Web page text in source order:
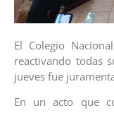
El Colegio
reactivando todas
jueves fue
En un acto que